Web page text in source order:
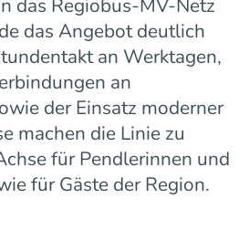
das Regiobus-MV-Netz
das Angebot deutlich
an Werktagen,
an
der Einsatz moderner
machen die Linie zu
für Pendlerinnen und
für Gäste der Region.